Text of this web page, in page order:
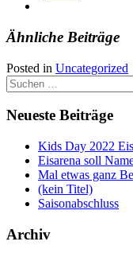
Ähnliche Beiträge
Posted in Uncategorized
Suchen
nach:
Neueste Beiträge
Kids Day 2022
Eisarena soll
Mal etwas ganz
(kein Titel)
Saisonabschluss
Archiv